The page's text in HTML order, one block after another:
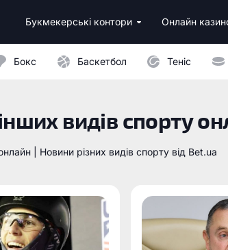
Букмекерські контори Онлайн
Бокс Баскетбол Теніс
видів спорту
| Новини різних видів спорту від Bet.ua